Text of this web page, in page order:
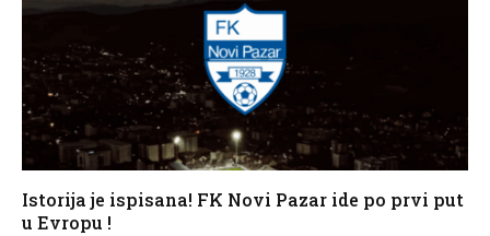
Istorija je ispisana! FK Novi Pazar ide po prvi put
u Evropu !